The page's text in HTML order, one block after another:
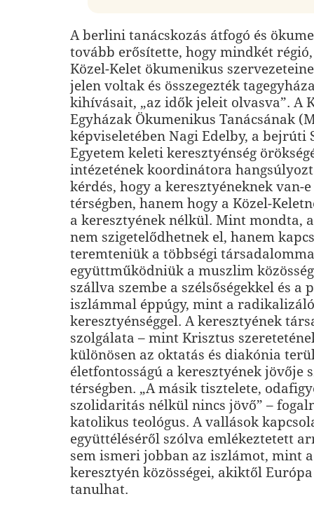
A berlini tanácskozás átfogó és
tovább erősítette, hogy mindkét
Közel-Kelet ökumenikus
jelen voltak és összegezték
kihívásait, „az idők jeleit olvasva”. A
Egyházak Ökumenikus Tanácsának
képviseletében Nagi Edelby, a bejrúti
Egyetem keleti keresztyénség
intézetének koordinátora
kérdés, hogy a keresztyéneknek van-
térségben, hanem hogy a Közel-
a keresztyének nélkül. Mint mondta,
nem szigetelődhetnek el, hanem
teremteniük a többségi
együttműködniük a muszlim
szállva szembe a szélsőségekkel és a
iszlámmal éppúgy, mint a
keresztyénséggel. A keresztyének
szolgálata – mint Krisztus
különösen az oktatás és diakónia
életfontosságú a keresztyének jövője
térségben. „A másik tisztelete,
szolidaritás nélkül nincs jövő” –
katolikus teológus. A vallások
együttéléséről szólva emlékeztetett
sem ismeri jobban az iszlámot, mint
keresztyén közösségei, akiktől
tanulhat.